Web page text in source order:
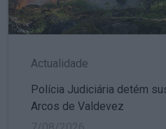
Actualidade
Polícia Judiciária detém
Arcos de Valdevez